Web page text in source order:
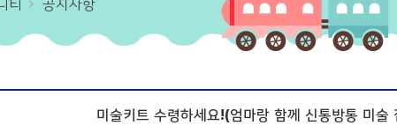
티 공지사항
미술키트 수령하세요!(엄마랑 함께 신통방통 미술